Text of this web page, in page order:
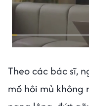
Theo các bác sĩ,
mồ hôi mủ không